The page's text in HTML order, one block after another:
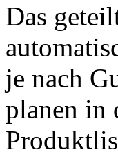
Das
je nach
planen in